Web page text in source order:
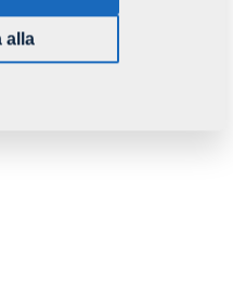
e-post ett specifikt
av gods med annat
leveransdatum.
alla